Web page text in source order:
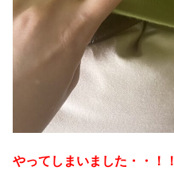
やってしまいました・・！！